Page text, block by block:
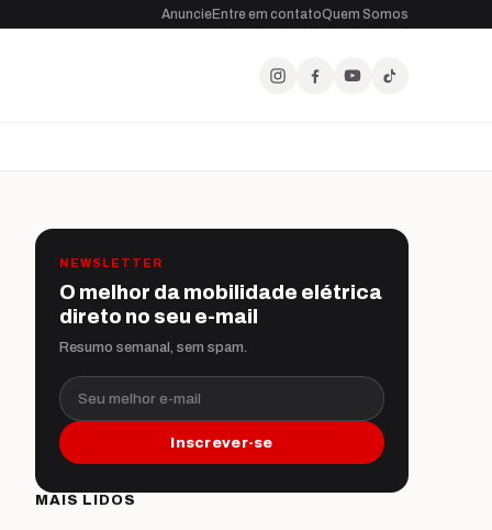
AnuncieEntre em contatoQuem Somos
NEWSLETTER
O melhor da mobilidade elétrica
direto no seu e-mail
Resumo semanal, sem spam.
Seu melhor e-mail
Inscrever-se
MAIS LIDOS